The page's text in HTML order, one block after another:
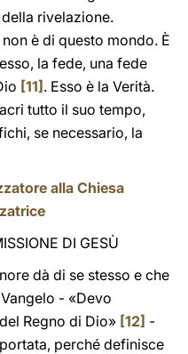
rivelazione.
è di questo mondo. È
la fede, una fede
[11] . Esso è la Verità.
tutto il suo tempo,
se necessario, la
alla Chiesa
DI GESÙ
dà di se stesso e che
- «Devo
Regno di Dio» [12] -
perché definisce